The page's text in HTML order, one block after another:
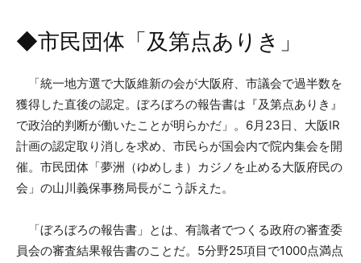
◆市民団体「及第点ありき」
「統一地方選で大阪維新の会が大阪府、市議会で過半数を
獲得した直後の認定。ぼろぼろの報告書は『及第点ありき』
で政治的判断が働いたことが明らかだ」。6月23日、大阪IR
計画の認定取り消しを求め、市民らが国会内で院内集会を開
催。市民団体「夢洲（ゆめしま）カジノを止める大阪府民の
会」の山川義保事務局長がこう訴えた。
「ぼろぼろの報告書」とは、有識者でつくる政府の審査委
員会の審査結果報告書のことだ。5分野25項目で1000点満点